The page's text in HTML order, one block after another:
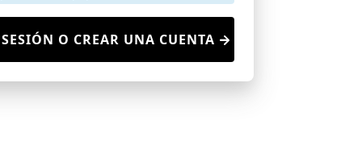
O CREAR UNA CUENTA